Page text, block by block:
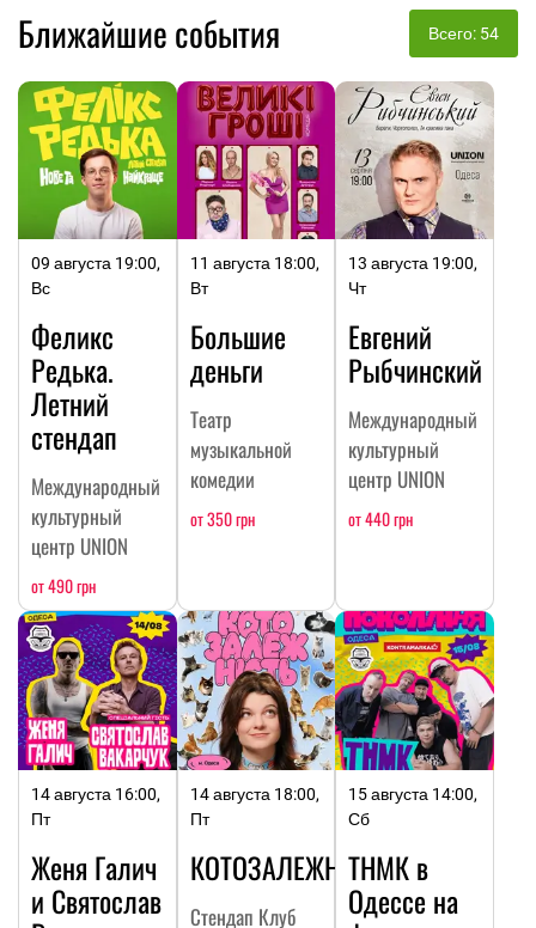
Ближайшие события Всего: 54
09 августа 19:00,
Вс
Феликс
Редька.
Летний
стендап
Международный
культурный
центр UNION
от 490 грн
11 августа 18:00,
Вт
Большие
деньги
Театр
музыкальной
комедии
от 350 грн
13 августа 19:00,
Чт
Евгений
Рыбчинский
Международный
культурный
центр UNION
от 440 грн
14 августа 16:00,
Пт
Женя Галич
и Святослав
14 августа 18:00,
Пт
КОТОЗАЛЕЖНОСТЬ
Стендап Клуб
15 августа 14:00,
Сб
ТНМК в
Одессе на